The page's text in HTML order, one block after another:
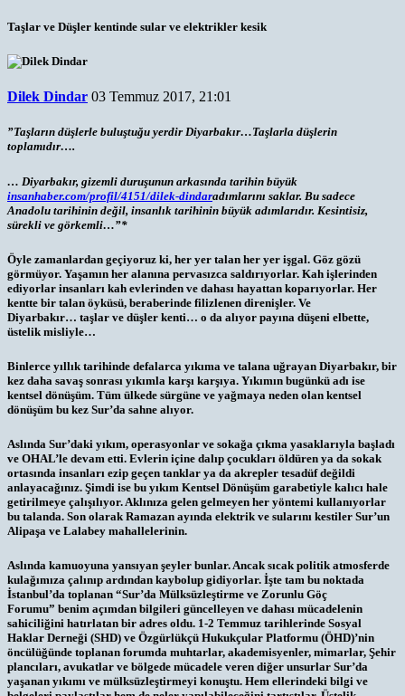
Taşlar ve Düşler kentinde sular ve elektrikler kesik
Dilek Dindar 03 Temmuz 2017, 21:01
”Taşların düşlerle buluştuğu yerdir Diyarbakır…Taşlarla düşlerin
toplamıdır….
… Diyarbakır, gizemli duruşunun arkasında tarihin büyük
insanhaber.com/profil/4151/dilek-dindaradımlarını saklar. Bu sadece
Anadolu tarihinin değil, insanlık tarihinin büyük adımlarıdır. Kesintisiz,
sürekli ve görkemli…”*
Öyle zamanlardan geçiyoruz ki, her yer talan her yer işgal. Göz gözü
görmüyor. Yaşamın her alanına pervasızca saldırıyorlar. Kah işlerinden
ediyorlar insanları kah evlerinden ve dahası hayattan koparıyorlar. Her
kentte bir talan öyküsü, beraberinde filizlenen direnişler. Ve
Diyarbakır… taşlar ve düşler kenti… o da alıyor payına düşeni elbette,
üstelik misliyle…
Binlerce yıllık tarihinde defalarca yıkıma ve talana uğrayan Diyarbakır, bir
kez daha savaş sonrası yıkımla karşı karşıya. Yıkımın bugünkü adı ise
kentsel dönüşüm. Tüm ülkede sürgüne ve yağmaya neden olan kentsel
dönüşüm bu kez Sur’da sahne alıyor.
Aslında Sur’daki yıkım, operasyonlar ve sokağa çıkma yasaklarıyla başladı
ve OHAL’le devam etti. Evlerin içine dalıp çocukları öldüren ya da sokak
ortasında insanları ezip geçen tanklar ya da akrepler tesadüf değildi
anlayacağınız. Şimdi ise bu yıkım Kentsel Dönüşüm garabetiyle kalıcı hale
getirilmeye çalışılıyor. Aklınıza gelen gelmeyen her yöntemi kullanıyorlar
bu talanda. Son olarak Ramazan ayında elektrik ve sularını kestiler Sur’un
Alipaşa ve Lalabey mahallelerinin.
Aslında kamuoyuna yansıyan şeyler bunlar. Ancak sıcak politik atmosferde
kulağımıza çalınıp ardından kaybolup gidiyorlar. İşte tam bu noktada
İstanbul’da toplanan “Sur’da Mülksüzleştirme ve Zorunlu Göç
Forumu” benim açımdan bilgileri güncelleyen ve dahası mücadelenin
sahiciliğini hatırlatan bir adres oldu. 1-2 Temmuz tarihlerinde Sosyal
Haklar Derneği (SHD) ve Özgürlükçü Hukukçular Platformu (ÖHD)’nin
öncülüğünde toplanan forumda muhtarlar, akademisyenler, mimarlar, Şehir
plancıları, avukatlar ve bölgede mücadele veren diğer unsurlar Sur’da
yaşanan yıkımı ve mülksüzleştirmeyi konuştu. Hem ellerindeki bilgi ve